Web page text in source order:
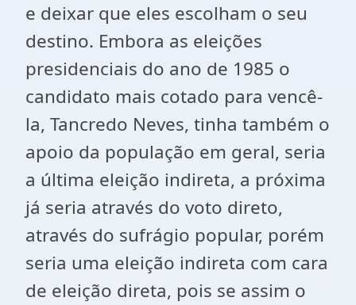
e deixar que eles escolham o seu
destino. Embora as eleições
presidenciais do ano de 1985 o
candidato mais cotado para vencê-
la, Tancredo Neves, tinha também o
apoio da população em geral, seria
a última eleição indireta, a próxima
já seria através do voto direto,
através do sufrágio popular, porém
seria uma eleição indireta com cara
de eleição direta, pois se assim o